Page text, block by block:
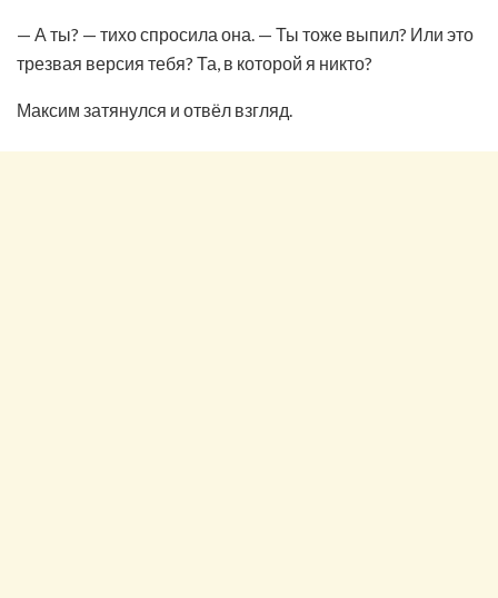
— А ты? — тихо спросила она. — Ты тоже выпил? Или это
трезвая версия тебя? Та, в которой я никто?
Максим затянулся и отвёл взгляд.